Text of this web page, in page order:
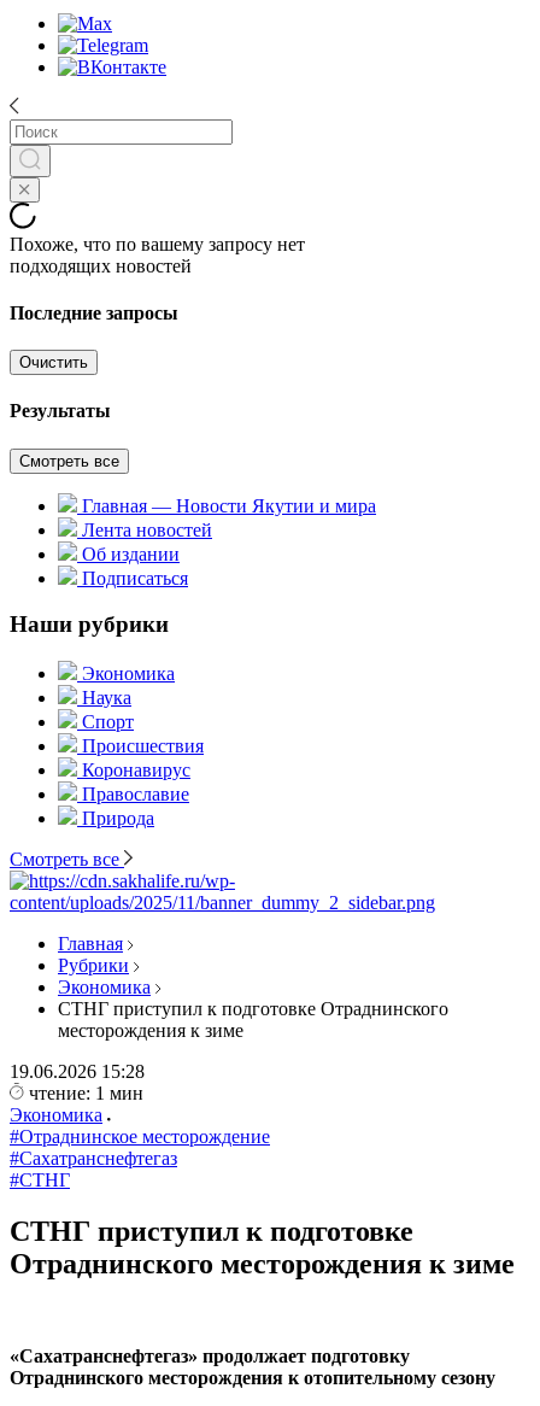
Похоже, что по вашему запросу нет
подходящих новостей
Последние запросы
Очистить
Результаты
Смотреть все
Главная — Новости Якутии и мира
Лента новостей
Об издании
Подписаться
Наши рубрики
Экономика
Наука
Спорт
Происшествия
Коронавирус
Православие
Природа
Смотреть все
Главная
Рубрики
Экономика
СТНГ приступил к подготовке Отраднинского
месторождения к зиме
19.06.2026 15:28
чтение: 1 мин
Экономика
#Отраднинское месторождение
#Сахатранснефтегаз
#СТНГ
СТНГ приступил к подготовке
Отраднинского месторождения к зиме
«Сахатранснефтегаз» продолжает подготовку
Отраднинского месторождения к отопительному сезону